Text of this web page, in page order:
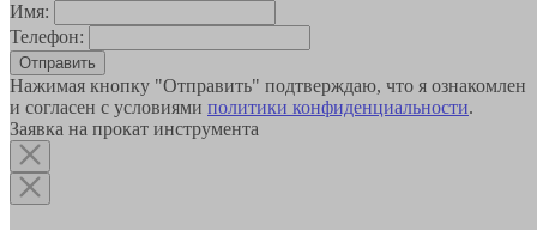
Имя:
Телефон:
Отправить
Нажимая кнопку "Отправить" подтверждаю, что я ознакомлен
и согласен с условиями политики конфиденциальности.
Заявка на прокат инструмента